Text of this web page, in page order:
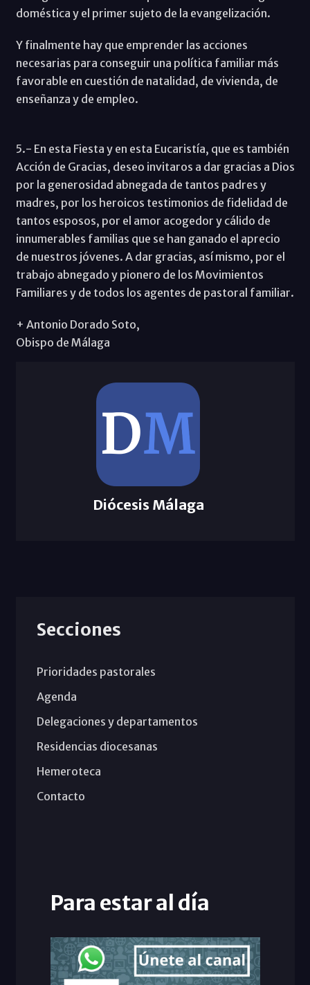
doméstica y el primer sujeto de la evangelización.
Y finalmente hay que emprender las acciones
necesarias para conseguir una política familiar más
favorable en cuestión de natalidad, de vivienda, de
enseñanza y de empleo.
5.- En esta Fiesta y en esta Eucaristía, que es también
Acción de Gracias, deseo invitaros a dar gracias a Dios
por la generosidad abnegada de tantos padres y
madres, por los heroicos testimonios de fidelidad de
tantos esposos, por el amor acogedor y cálido de
innumerables familias que se han ganado el aprecio
de nuestros jóvenes. A dar gracias, así mismo, por el
trabajo abnegado y pionero de los Movimientos
Familiares y de todos los agentes de pastoral familiar.
+ Antonio Dorado Soto,
Obispo de Málaga
Diócesis Málaga
Secciones
Prioridades pastorales
Agenda
Delegaciones y departamentos
Residencias diocesanas
Hemeroteca
Contacto
Para estar al día